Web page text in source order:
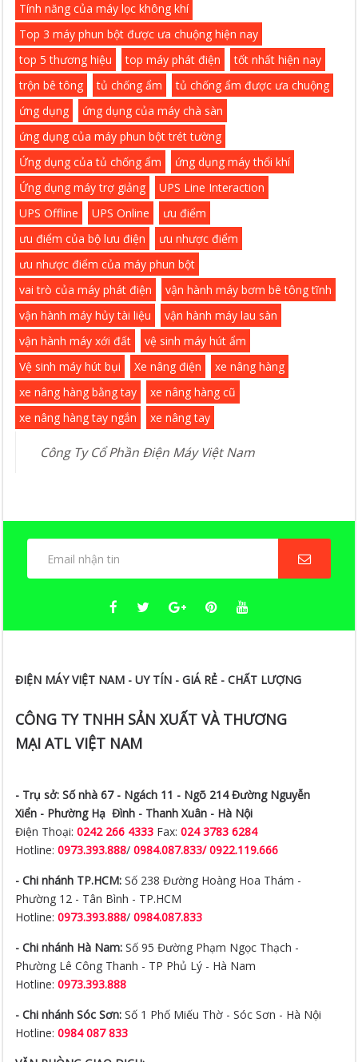
Tính năng của máy lọc không khí
Top 3 máy phun bột được ưa chuộng hiện nay
top 5 thương hiệu
top máy phát điện
tốt nhất hiện nay
trộn bê tông
tủ chống ẩm
tủ chống ẩm được ưa chuộng
ứng dụng
ứng dụng của máy chà sàn
ứng dụng của máy phun bột trét tường
Ứng dụng của tủ chống ẩm
ứng dụng máy thổi khí
Ứng dụng máy trợ giảng
UPS Line Interaction
UPS Offline
UPS Online
ưu điểm
ưu điểm của bộ lưu điện
ưu nhược điểm
ưu nhược điểm của máy phun bột
vai trò của máy phát điện
vận hành máy bơm bê tông tĩnh
vận hành máy hủy tài liệu
vận hành máy lau sàn
vận hành máy xới đất
vệ sinh máy hút ẩm
Vệ sinh máy hút bụi
Xe nâng điện
xe nâng hàng
xe nâng hàng bằng tay
xe nâng hàng cũ
xe nâng hàng tay ngắn
xe nâng tay
ĐIỆN MÁY VIỆT NAM - UY TÍN - GIÁ RẺ - CHẤT LƯỢNG
CÔNG TY TNHH SẢN XUẤT VÀ THƯƠNG
- Trụ sở: Số nhà 67 - Ngách 11 - Ngõ 214 Đường Nguyễn
Hotline:0973.393.888/0984.087.833/ 0922.119.666
- Chi nhánh TP.HCM:Số 238 Đường Hoàng Hoa Thám -
Phường 12 - Tân Bình - TP.HCM
- Chi nhánh Hà Nam:Số 95 Đường Phạm Ngọc Thạch -
Phường Lê Công Thanh - TP Phủ Lý - Hà Nam
- Chi nhánh Sóc Sơn:Số 1 Phố Miếu Thờ - Sóc Sơn - Hà Nội
Hotline:0984 087 833
VĂN PHÒNG GIAO DỊCH:
- Địa chỉ:Số nhà 67 - Ngách 11 - Ngõ 214 Đường Nguyễn
Xiển -
Phường Hạ Đình - Thanh Xuân - Hà Nội